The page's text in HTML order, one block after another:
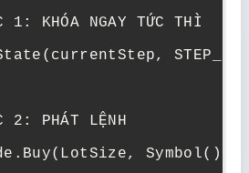
1: KHÓA NGAY TỨC THÌ
2: PHÁT LỆNH
Symbol(),